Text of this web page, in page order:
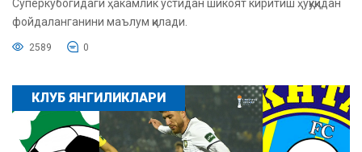
Суперкубогидаги ҳакамлик устидан шикоят киритиш ҳуқуқидан
фойдаланганини маълум қилади.
2589 0
КЛУБ ЯНГИЛИКЛАРИ